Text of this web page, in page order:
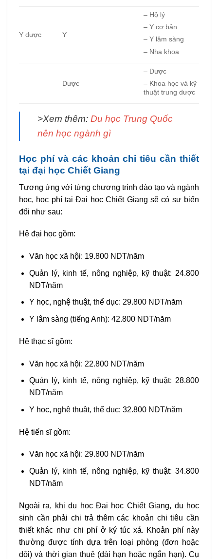
Y dược Y
– Hộ lý
– Y cơ bản
– Y lâm sàng
– Nha khoa
Dược
– Dược
– Khoa học và kỹ
thuật trung dược
>Xem thêm: Du học Trung Quốc
nên học ngành gì
Học phí và các khoản chi tiêu cần thiết
tại đại học Chiết Giang
Tương ứng với từng chương trình đào tạo và ngành
học, học phí tại Đại học Chiết Giang sẽ có sự biến
đổi như sau:
Hệ đại học gồm:
Văn học xã hội: 19.800 NDT/năm
Quản lý, kinh tế, nông nghiệp, kỹ thuật: 24.800
NDT/năm
Y học, nghệ thuật, thể dục: 29.800 NDT/năm
Y lâm sàng (tiếng Anh): 42.800 NDT/năm
Hệ thạc sĩ gồm:
Văn học xã hội: 22.800 NDT/năm
Quản lý, kinh tế, nông nghiệp, kỹ thuật: 28.800
NDT/năm
Y học, nghệ thuật, thể dục: 32.800 NDT/năm
Hệ tiến sĩ gồm:
Văn học xã hội: 29.800 NDT/năm
Quản lý, kinh tế, nông nghiệp, kỹ thuật: 34.800
NDT/năm
Ngoài ra, khi du học Đại học Chiết Giang, du học
sinh cần phải chi trả thêm các khoản chi tiêu cần
thiết khác như chi phí ở ký túc xá. Khoản phí này
thường được tính dựa trên loại phòng (đơn hoặc
đôi) và thời gian thuê (dài hạn hoặc ngắn hạn). Cụ